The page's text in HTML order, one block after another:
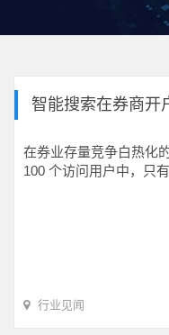
智能搜索在券商开
在券业存量竞争白热化
100 个访问用户中，只
行业见闻